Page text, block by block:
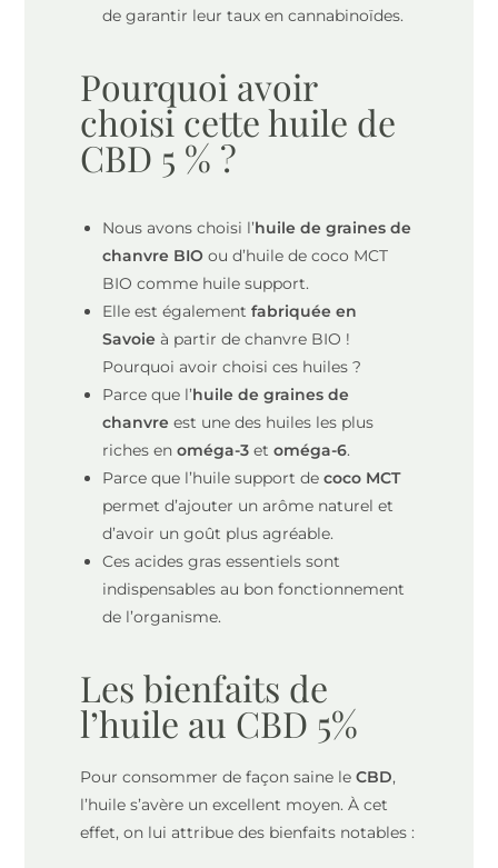
de garantir leur taux en cannabinoïdes.
Pourquoi avoir
choisi cette huile de
CBD 5 % ?
Nous avons choisi l’huile de graines de
chanvre BIO ou d’huile de coco MCT
BIO comme huile support.
Elle est égalementfabriquée en
Savoie à partir de chanvre BIO !
Pourquoi avoir choisi ces huiles ?
Parce que l’huile de graines de
chanvre est une des huiles les plus
riches enoméga-3 etoméga-6.
Parce que l’huile support decoco MCT
permet d’ajouter un arôme naturel et
d’avoir un goût plus agréable.
Ces acides gras essentiels sont
indispensables au bon fonctionnement
de l’organisme.
Les bienfaits de
l’huile au CBD 5%
Pour consommer de façon saine leCBD,
l’huile s’avère un excellent moyen. À cet
effet, on lui attribue des bienfaits notables :